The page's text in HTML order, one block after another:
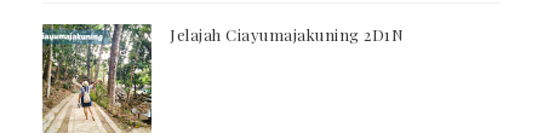
Jelajah Ciayumajakuning 2D1N